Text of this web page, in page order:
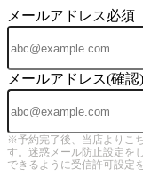
メールアドレス必須
メールアドレス(確認)
※予約完了後、当店よりこ
す。迷惑メール防止設定を
できるように受信許可設定